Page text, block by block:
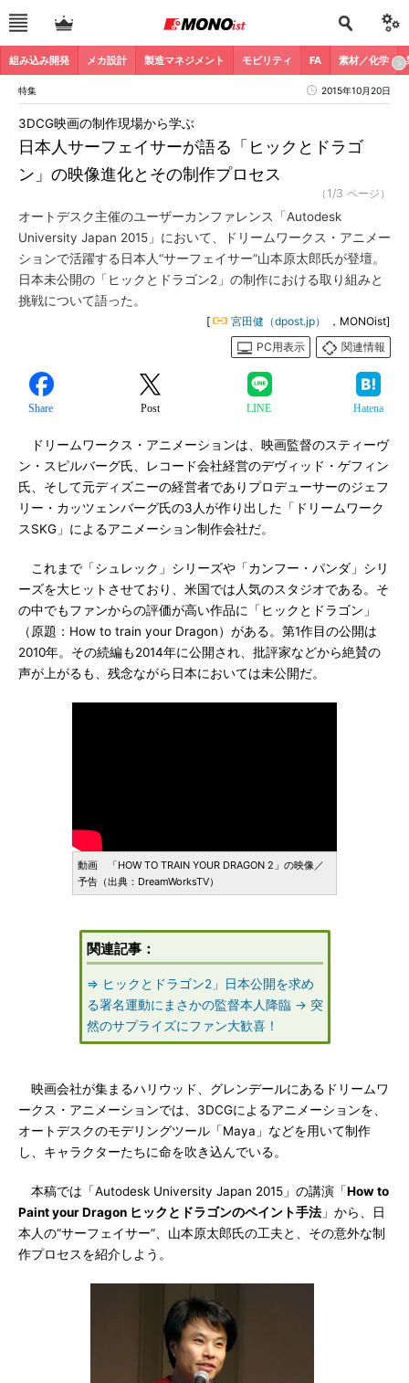
組み込み開発 メカ設計 製造マネジメント モビリティ FA 素材／化学
特集 2015年10月20日
日本人サーフェイサーが語る「ヒックとドラゴ
ン」の映像進化とその制作プロセス
3DCG映画の制作現場から学ぶ
（1/3 ページ）
オートデスク主催のユーザーカンファレンス「Autodesk
University Japan 2015」において、ドリームワークス・アニメー
ションで活躍する日本人“サーフェイサー”山本原太郎氏が登壇。
日本未公開の「ヒックとドラゴン2」の制作における取り組みと
挑戦について語った。
[ 宮田健（dpost.jp）
，MONOist]
PC用表示
関連情報
Share Post LINE Hatena
ドリームワークス・アニメーションは、映画監督のスティーヴ
ン・スピルバーグ氏、レコード会社経営のデヴィッド・ゲフィン
氏、そして元ディズニーの経営者でありプロデューサーのジェフ
リー・カッツェンバーグ氏の3人が作り出した「ドリームワーク
スSKG」によるアニメーション制作会社だ。
これまで「シュレック」シリーズや「カンフー・パンダ」シリ
ーズを大ヒットさせており、米国では人気のスタジオである。そ
の中でもファンからの評価が高い作品に「ヒックとドラゴン」
（原題：How to train your Dragon）がある。第1作目の公開は
2010年。その続編も2014年に公開され、批評家などから絶賛の
声が上がるも、残念ながら日本においては未公開だ。
動画 「HOW TO TRAIN YOUR DRAGON 2」の映像／
予告（出典：DreamWorksTV）
関連記事：
⇒ ヒックとドラゴン2」日本公開を求め
る署名運動にまさかの監督本人降臨 → 突
然のサプライズにファン大歓喜！
映画会社が集まるハリウッド、グレンデールにあるドリームワ
ークス・アニメーションでは、3DCGによるアニメーションを、
オートデスクのモデリングツール「Maya」などを用いて制作
し、キャラクターたちに命を吹き込んでいる。
本稿では「Autodesk University Japan 2015」の講演「How to
Paint your Dragon ヒックとドラゴンのペイント手法 」から、日
本人の“サーフェイサー”、山本原太郎氏の工夫と、その意外な制
作プロセスを紹介しよう。